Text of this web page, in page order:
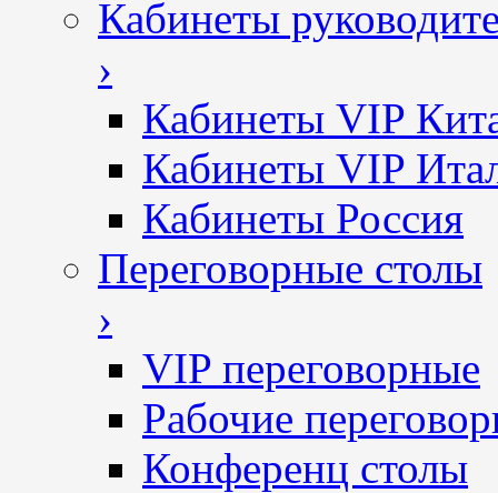
Кабинеты
›
Кабинеты VIP
Кабинеты VIP
Кабинеты Россия
Переговорные столы
›
VIP переговорные
Рабочие
Конференц столы